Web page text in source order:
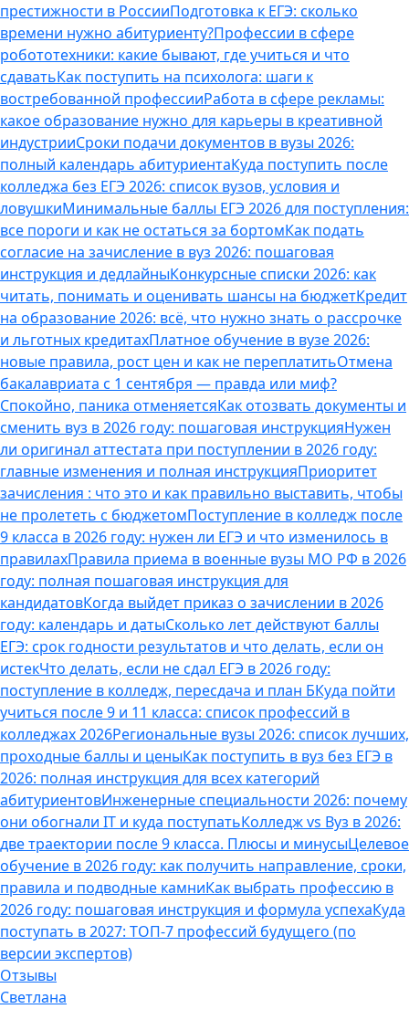
престижности в РоссииПодготовка к ЕГЭ: сколько
времени нужно абитуриенту?Профессии в сфере
робототехники: какие бывают, где учиться и что
сдаватьКак поступить на психолога: шаги к
востребованной профессииРабота в сфере рекламы:
какое образование нужно для карьеры в креативной
индустрииСроки подачи документов в вузы 2026:
полный календарь абитуриентаКуда поступить после
колледжа без ЕГЭ 2026: список вузов, условия и
ловушкиМинимальные баллы ЕГЭ 2026 для поступления:
все пороги и как не остаться за бортомКак подать
согласие на зачисление в вуз 2026: пошаговая
инструкция и дедлайныКонкурсные списки 2026: как
читать, понимать и оценивать шансы на бюджетКредит
на образование 2026: всё, что нужно знать о рассрочке
и льготных кредитахПлатное обучение в вузе 2026:
новые правила, рост цен и как не переплатитьОтмена
бакалавриата с 1 сентября — правда или миф?
Спокойно, паника отменяетсяКак отозвать документы и
сменить вуз в 2026 году: пошаговая инструкцияНужен
ли оригинал аттестата при поступлении в 2026 году:
главные изменения и полная инструкцияПриоритет
зачисления : что это и как правильно выставить, чтобы
не пролететь с бюджетомПоступление в колледж после
9 класса в 2026 году: нужен ли ЕГЭ и что изменилось в
правилахПравила приема в военные вузы МО РФ в 2026
году: полная пошаговая инструкция для
кандидатовКогда выйдет приказ о зачислении в 2026
году: календарь и датыСколько лет действуют баллы
ЕГЭ: срок годности результатов и что делать, если он
истекЧто делать, если не сдал ЕГЭ в 2026 году:
поступление в колледж, пересдача и план БКуда пойти
учиться после 9 и 11 класса: список профессий в
колледжах 2026Региональные вузы 2026: список лучших,
проходные баллы и ценыКак поступить в вуз без ЕГЭ в
2026: полная инструкция для всех категорий
абитуриентовИнженерные специальности 2026: почему
они обогнали IT и куда поступатьКолледж vs Вуз в 2026:
две траектории после 9 класса. Плюсы и минусыЦелевое
обучение в 2026 году: как получить направление, сроки,
правила и подводные камниКак выбрать профессию в
2026 году: пошаговая инструкция и формула успехаКуда
поступать в 2027: ТОП-7 профессий будущего (по
версии экспертов)
Отзывы
Светлана